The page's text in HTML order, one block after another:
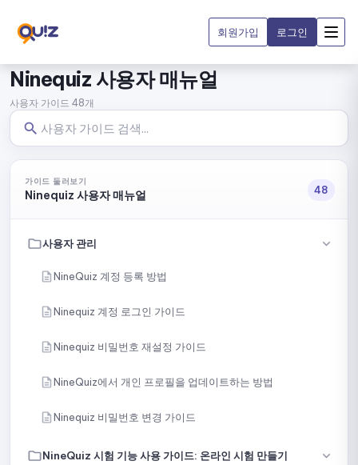
회원가입 로그인
Ninequiz 사용자 매뉴얼
사용자 가이드 48개
가이드 둘러보기
Ninequiz 사용자 매뉴얼 48
사용자 관리
NineQuiz 계정 등록 방법
Ninequiz 계정 로그인 가이드
Ninequiz 비밀번호 재설정 가이드
NineQuiz에서 개인 프로필을 업데이트하는 방법
Ninequiz 비밀번호 변경 가이드
NineQuiz 시험 기능 사용 가이드: 온라인 시험 만들기